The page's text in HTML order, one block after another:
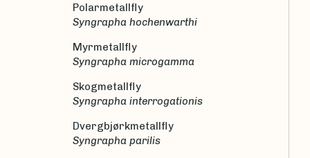
Polarmetallfly
Syngrapha hochenwarthi
Myrmetallfly
Syngrapha microgamma
Skogmetallfly
Syngrapha interrogationis
Dvergbjørkmetallfly
Syngrapha parilis